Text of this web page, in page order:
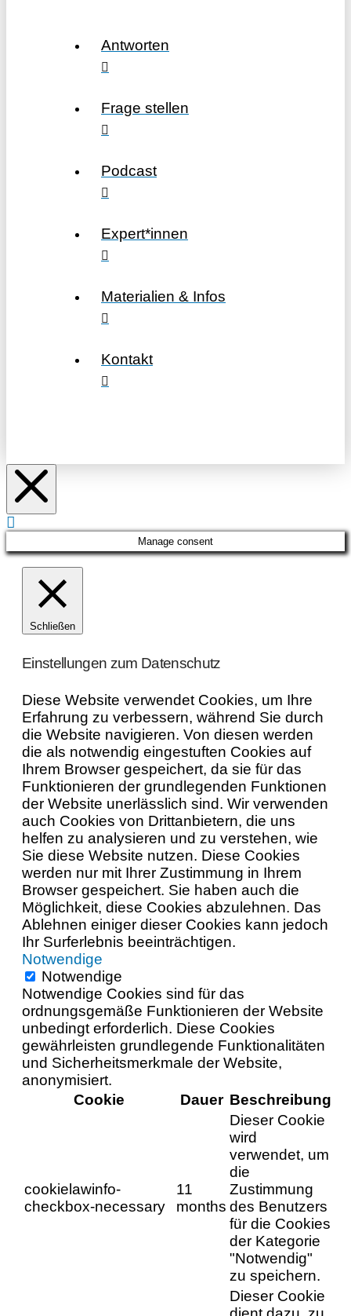
Antworten
Frage stellen
Podcast
Expert*innen
Materialien & Infos
Kontakt
Manage consent
Schließen
Einstellungen zum Datenschutz
Diese Website verwendet Cookies, um Ihre
Erfahrung zu verbessern, während Sie durch
die Website navigieren. Von diesen werden
die als notwendig eingestuften Cookies auf
Ihrem Browser gespeichert, da sie für das
Funktionieren der grundlegenden Funktionen
der Website unerlässlich sind. Wir verwenden
auch Cookies von Drittanbietern, die uns
helfen zu analysieren und zu verstehen, wie
Sie diese Website nutzen. Diese Cookies
werden nur mit Ihrer Zustimmung in Ihrem
Browser gespeichert. Sie haben auch die
Möglichkeit, diese Cookies abzulehnen. Das
Ablehnen einiger dieser Cookies kann jedoch
Ihr Surferlebnis beeinträchtigen.
Notwendige
Notwendige
Notwendige Cookies sind für das
ordnungsgemäße Funktionieren der Website
unbedingt erforderlich. Diese Cookies
gewährleisten grundlegende Funktionalitäten
und Sicherheitsmerkmale der Website,
anonymisiert.
Cookie
Dauer Beschreibung
cookielawinfo-
checkbox-necessary
11
months
Dieser Cookie
wird
verwendet, um
die
Zustimmung
des Benutzers
für die Cookies
der Kategorie
"Notwendig"
zu speichern.
Dieser Cookie